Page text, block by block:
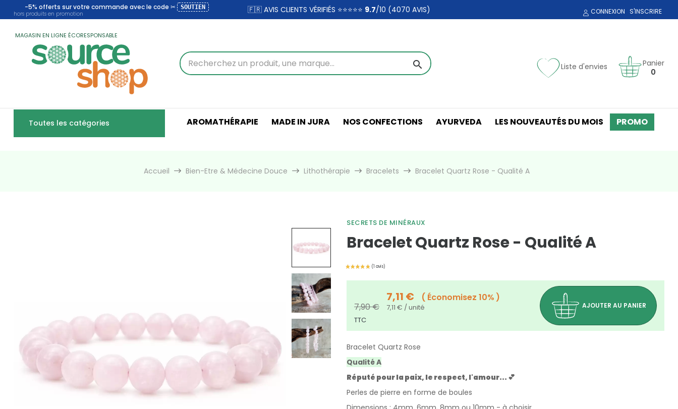
-5% offerts sur votre commande avec le code ✂ SOUTIEN
hors produits en promotion 🇫🇷 AVIS CLIENTS VÉRIFIÉS ⭐⭐⭐⭐⭐ 9.7/10 (4070 AVIS) CONNEXION S'INSCRIRE
MAGASIN EN LIGNE ÉCORESPONSABLE
search Liste d'envies
Panier
0
Toutes les catégories AROMATHÉRAPIE MADE IN JURA NOS CONFECTIONS AYURVEDA LES NOUVEAUTÉS DU MOIS PROMO
Accueil Bien-Etre & Médecine Douce Lithothérapie Bracelets Bracelet Quartz Rose - Qualité A
SECRETS DE MINÉRAUX
Bracelet Quartz Rose - Qualité A
7,90 €
7,11 € Économisez 10%
7,11 € / unité
TTC
AJOUTER AU PANIER
Bracelet Quartz Rose
Qualité A
Réputé pour la paix, le respect, l'amour... 💕
Perles de pierre en forme de boules